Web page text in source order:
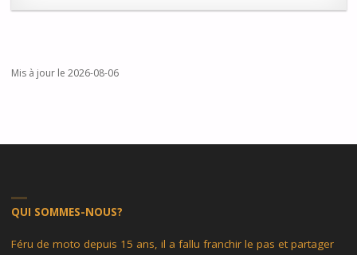
Mis à jour le 2026-08-06
QUI SOMMES-NOUS?
Féru de moto depuis 15 ans, il a fallu franchir le pas et partager